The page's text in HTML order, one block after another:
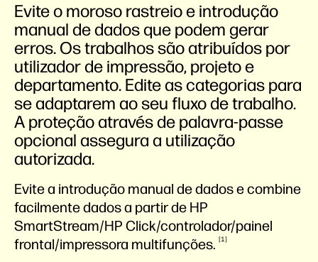
Evite o moroso rastreio e introdução
manual de dados que podem gerar
erros. Os trabalhos são atribuídos por
utilizador de impressão, projeto e
departamento. Edite as categorias para
se adaptarem ao seu fluxo de trabalho.
A proteção através de palavra-passe
opcional assegura a utilização
autorizada.
Evite a introdução manual de dados e combine
facilmente dados a partir de HP
SmartStream/HP Click/controlador/painel
frontal/impressora multifunções. 1